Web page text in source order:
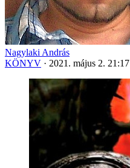
Nagylaki András
KÖNYV · 2021. május 2. 21:17